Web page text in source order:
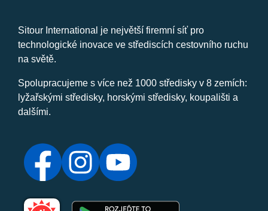
Sitour International je největší firemní síť pro
technologické inovace ve střediscích cestovního ruchu
na světě.
Spolupracujeme s více než 1000 středisky v 8 zemích:
lyžařskými středisky, horskými středisky, koupališti a
dalšími.